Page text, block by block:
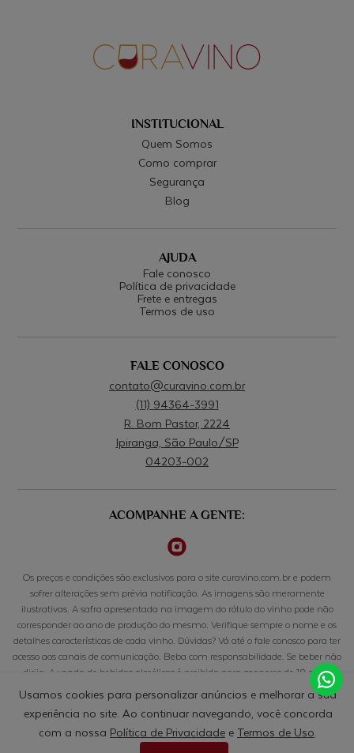
Usamos cookies para personalizar anúncios e melhorar a sua
experiência no site. Ao continuar navegando, você concorda
com a nossa Política de Privacidade e Termos de Uso.
INSTITUCIONAL
Quem Somos
Como comprar
Segurança
Blog
AJUDA
Fale conosco
Política de privacidade
Frete e entregas
Termos de uso
FALE CONOSCO
contato@curavino.com.br
(11) 94364-3991
R. Bom Pastor, 2224
Ipiranga, São Paulo/SP
04203-002
ACOMPANHE A GENTE:
Os preços e condições são exclusivos para o site curavino.com.br e podem
sofrer alterações sem prévia notificação. As imagens são meramente
ilustrativas. A safra apresentada na imagem do rótulo do vinho pode não
corresponder ao ano de produção do mesmo. Verifique sempre o nome e os
detalhes características de cada vinho. Dúvidas? Vá até o fale conosco para ter
acesso aos canais de comunicação. Beba com responsabilidade. Se beber não
dirija. A venda de bebidas alcoólicas é proibida para menores de 18 anos.
© CURAVINO COMERCIO DE BEBIDAS LTDA - 50.033.803/0001-10 - RUA BOM PASTOR, 2224, CONJ
608, IPIRANGA - 04203-002 - SÃO PAULO/SP